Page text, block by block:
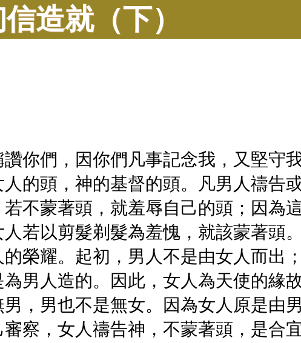
造就（下）
你們，因你們凡事記念我，又堅守
的頭，神的基督的頭。凡男人禱告
不蒙著頭，就羞辱自己的頭；因為
若以剪髮剃髮為羞愧，就該蒙著頭
榮耀。起初，男人不是由女人而出
男人造的。因此，女人為天使的緣
，男也不是無女。因為女人原是由
察，女人禱告神，不蒙著頭，是合